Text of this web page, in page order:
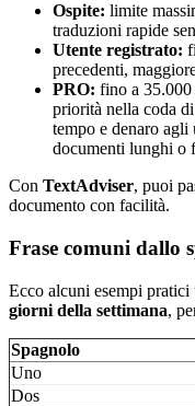
Ospite: limite
traduzioni rapide
Utente registrato:
precedenti,
PRO: fino a 35.000
priorità nella coda
tempo e denaro
documenti lunghi o
Con TextAdviser, puoi
documento con facilità.
Frase comuni dallo
Ecco alcuni esempi pratici
giorni della settimana,
Spagnolo
Uno
Dos